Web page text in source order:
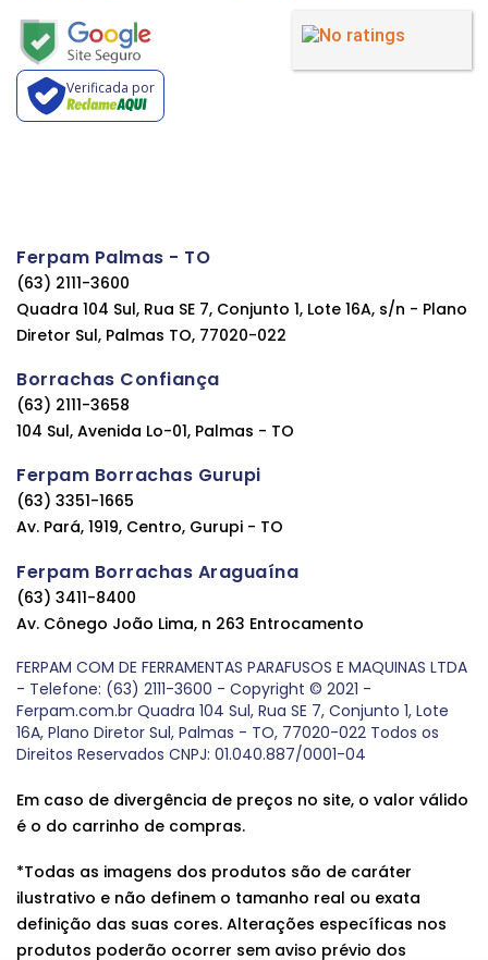
Verificada por
Ferpam Palmas - TO
(63) 2111-3600
Quadra 104 Sul, Rua SE 7, Conjunto 1, Lote 16A, s/n - Plano
Diretor Sul, Palmas TO, 77020-022
Borrachas Confiança
(63) 2111-3658
104 Sul, Avenida Lo-01, Palmas - TO
Ferpam Borrachas Gurupi
(63) 3351-1665
Av. Pará, 1919, Centro, Gurupi - TO
Ferpam Borrachas Araguaína
(63) 3411-8400
Av. Cônego João Lima, n 263 Entrocamento
FERPAM COM DE FERRAMENTAS PARAFUSOS E MAQUINAS LTDA
- Telefone: (63) 2111-3600 - Copyright © 2021 -
Ferpam.com.br Quadra 104 Sul, Rua SE 7, Conjunto 1, Lote
16A, Plano Diretor Sul, Palmas - TO, 77020-022 Todos os
Direitos Reservados CNPJ: 01.040.887/0001-04
Em caso de divergência de preços no site, o valor válido
é o do carrinho de compras.
*Todas as imagens dos produtos são de caráter
ilustrativo e não definem o tamanho real ou exata
definição das suas cores. Alterações específicas nos
produtos poderão ocorrer sem aviso prévio dos